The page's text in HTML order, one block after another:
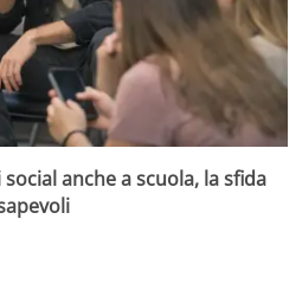
anche a scuola, la sfida